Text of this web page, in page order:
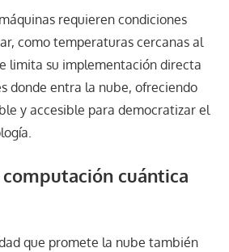
requieren condiciones
como temperaturas cercanas al
limita su implementación directa
donde entra la nube, ofreciendo
y accesible para democratizar el
cuántica
que promete la nube también